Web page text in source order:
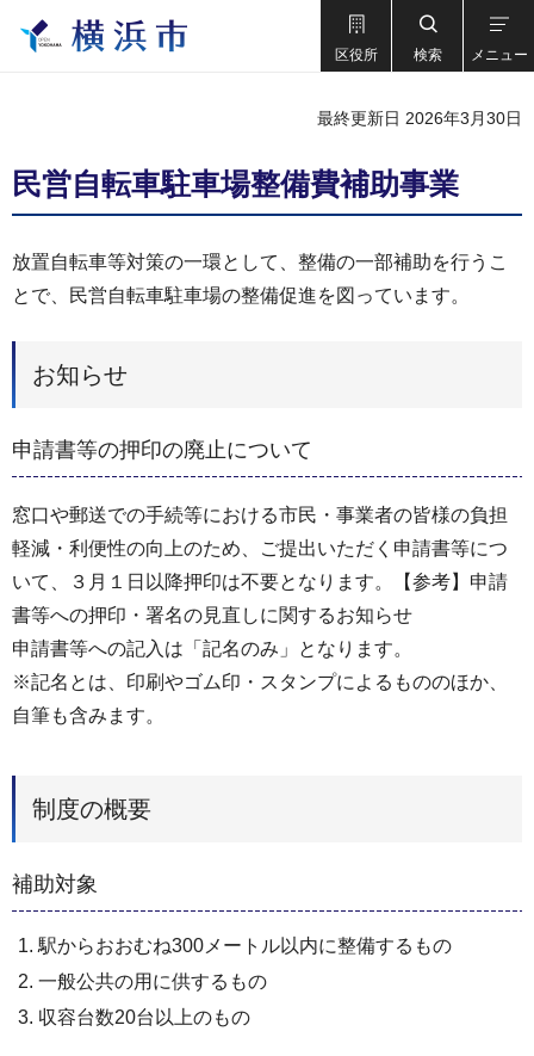
区役所 検索 メニュー
最終更新日 2026年3月30日
民営自転車駐車場整備費補助事業
放置自転車等対策の一環として、整備の一部補助を行うこ
とで、民営自転車駐車場の整備促進を図っています。
お知らせ
申請書等の押印の廃止について
窓口や郵送での手続等における市民・事業者の皆様の負担
軽減・利便性の向上のため、ご提出いただく申請書等につ
いて、３月１日以降押印は不要となります。【参考】申請
書等への押印・署名の見直しに関するお知らせ
申請書等への記⼊は「記名のみ」となります。
※記名とは、印刷やゴム印・スタンプによるもののほか、
⾃筆も含みます。
制度の概要
補助対象
駅からおおむね300メートル以内に整備するもの
一般公共の用に供するもの
収容台数20台以上のもの